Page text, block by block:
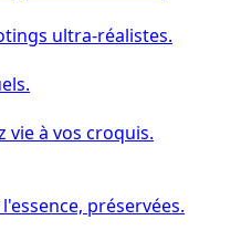
ultra-réalistes.
vie à vos croquis.
préservées.